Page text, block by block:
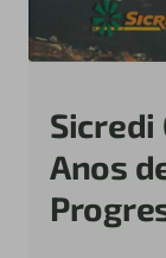
Sicredi
Anos